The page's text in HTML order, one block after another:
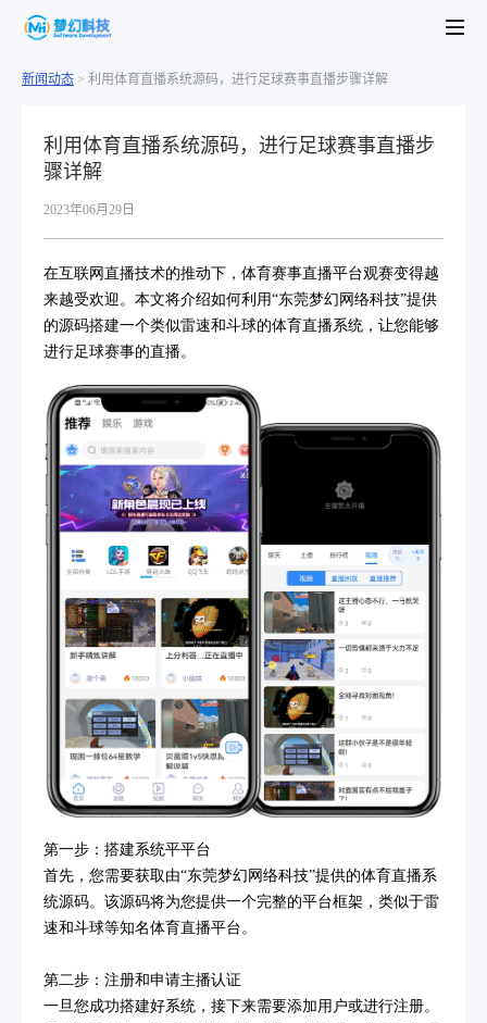
新闻动态 > 利用体育直播系统源码，进行足球赛事直播步骤详解
利用体育直播系统源码，进行足球赛事直播步
骤详解
2023年06月29日
在互联网直播技术的推动下，体育赛事直播平台观赛变得越
来越受欢迎。本文将介绍如何利用“东莞梦幻网络科技”提供
的源码搭建一个类似雷速和斗球的体育直播系统，让您能够
进行足球赛事的直播。
第一步：搭建系统平平台
首先，您需要获取由“东莞梦幻网络科技”提供的体育直播系
统源码。该源码将为您提供一个完整的平台框架，类似于雷
速和斗球等知名体育直播平台。
第二步：注册和申请主播认证
一旦您成功搭建好系统，接下来需要添加用户或进行注册。